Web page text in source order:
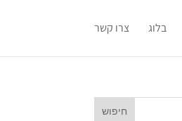
בלוג צרו קשר